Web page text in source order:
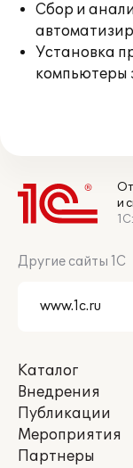
Сбор и
Установка
компьютеры
и
Другие сайты 1С
Каталог
Внедрения
Публикации
Мероприятия
Партнеры